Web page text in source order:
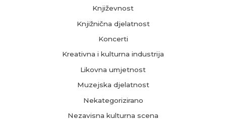
Književnost
Knjižnična djelatnost
Koncerti
Kreativna i kulturna industrija
Likovna umjetnost
Muzejska djelatnost
Nekategorizirano
Nezavisna kulturna scena